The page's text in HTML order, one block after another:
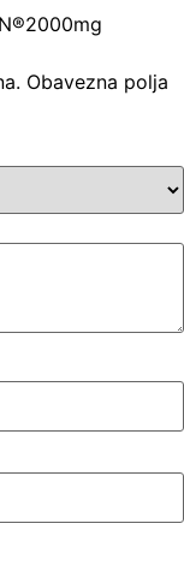
Obavezna polja